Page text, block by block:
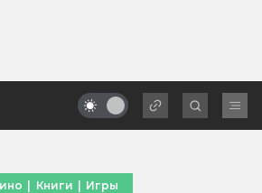
| Книги | Игры